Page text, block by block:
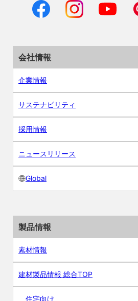
会社情報
企業情報
サステナビリティ
採用情報
ニュースリリース
Global
製品情報
素材情報
建材製品情報 総合TOP
住宅向け